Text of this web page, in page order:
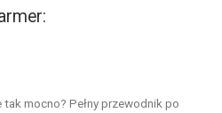
mocno? Pełny przewodnik po